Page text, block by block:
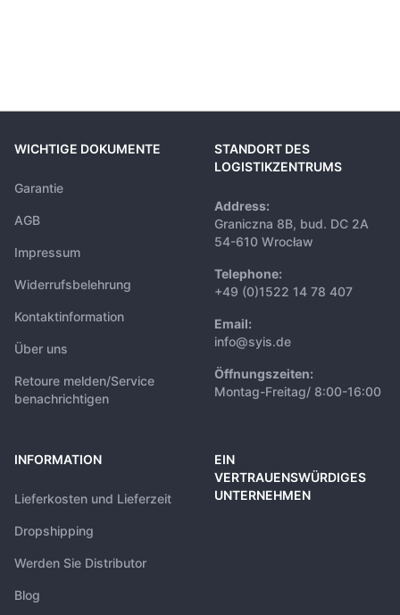
WICHTIGE DOKUMENTE
Garantie
AGB
Impressum
Widerrufsbelehrung
Kontaktinformation
Über uns
Retoure melden/Service
benachrichtigen
STANDORT DES
LOGISTIKZENTRUMS
Address:
Graniczna 8B, bud. DC 2A
54-610 Wrocław
Telephone:
+49 (0)1522 14 78 407
Email:
info@syis.de
Öffnungszeiten:
Montag-Freitag/ 8:00-16:00
INFORMATION
Lieferkosten und Lieferzeit
Dropshipping
Werden Sie Distributor
Blog
EIN
VERTRAUENSWÜRDIGES
UNTERNEHMEN